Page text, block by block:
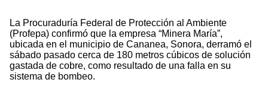
La Procuraduría Federal de Protección al Ambiente
(Profepa) confirmó que la empresa “Minera María”,
ubicada en el municipio de Cananea, Sonora, derramó el
sábado pasado cerca de 180 metros cúbicos de solución
gastada de cobre, como resultado de una falla en su
sistema de bombeo.